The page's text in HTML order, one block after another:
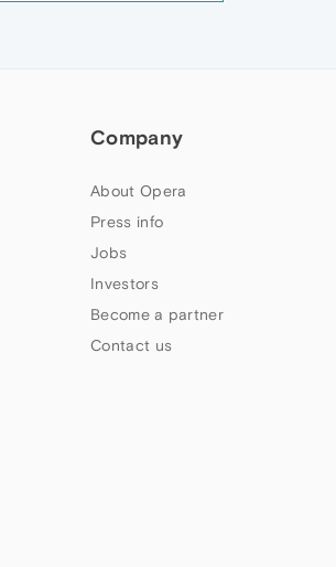
Company
About Opera
Press info
Jobs
Investors
Become a partner
Contact us